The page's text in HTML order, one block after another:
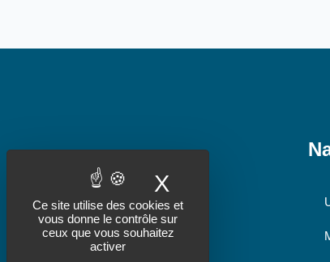
Ce site utilise des cookies et
vous donne le contrôle sur
ceux que vous souhaitez
activer
X